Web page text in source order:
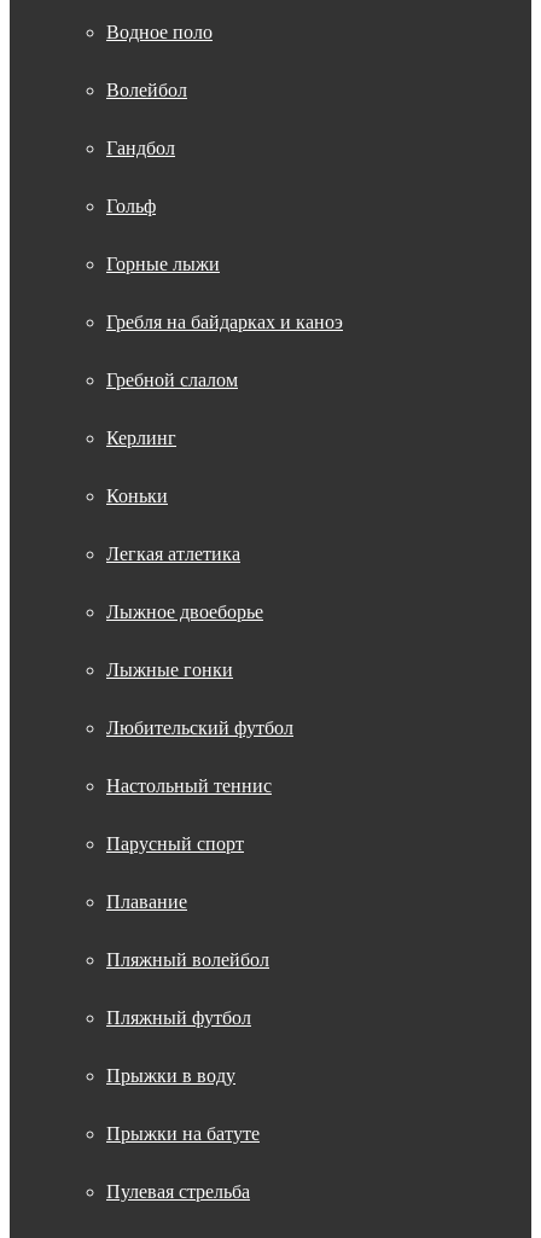
Водное поло
Волейбол
Гандбол
Гольф
Горные лыжи
Гребля на байдарках и каноэ
Гребной слалом
Керлинг
Коньки
Легкая атлетика
Лыжное двоеборье
Лыжные гонки
Любительский футбол
Настольный теннис
Парусный спорт
Плавание
Пляжный волейбол
Пляжный футбол
Прыжки в воду
Прыжки на батуте
Пулевая стрельба